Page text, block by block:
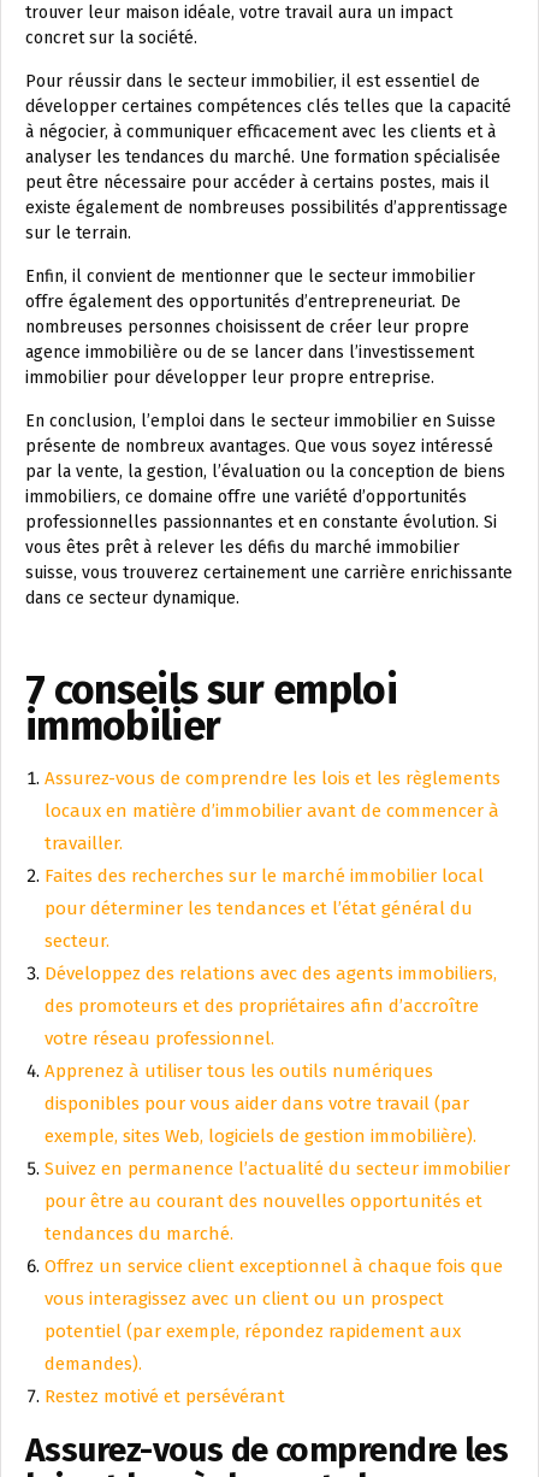
trouver leur maison idéale, votre travail aura un impact
concret sur la société.
Pour réussir dans le secteur immobilier, il est essentiel de
développer certaines compétences clés telles que la capacité
à négocier, à communiquer efficacement avec les clients et à
analyser les tendances du marché. Une formation spécialisée
peut être nécessaire pour accéder à certains postes, mais il
existe également de nombreuses possibilités d’apprentissage
sur le terrain.
Enfin, il convient de mentionner que le secteur immobilier
offre également des opportunités d’entrepreneuriat. De
nombreuses personnes choisissent de créer leur propre
agence immobilière ou de se lancer dans l’investissement
immobilier pour développer leur propre entreprise.
En conclusion, l’emploi dans le secteur immobilier en Suisse
présente de nombreux avantages. Que vous soyez intéressé
par la vente, la gestion, l’évaluation ou la conception de biens
immobiliers, ce domaine offre une variété d’opportunités
professionnelles passionnantes et en constante évolution. Si
vous êtes prêt à relever les défis du marché immobilier
suisse, vous trouverez certainement une carrière enrichissante
dans ce secteur dynamique.
7 conseils sur emploi
immobilier
Assurez-vous de comprendre les lois et les règlements
locaux en matière d’immobilier avant de commencer à
travailler.
Faites des recherches sur le marché immobilier local
pour déterminer les tendances et l’état général du
secteur.
Développez des relations avec des agents immobiliers,
des promoteurs et des propriétaires afin d’accroître
votre réseau professionnel.
Apprenez à utiliser tous les outils numériques
disponibles pour vous aider dans votre travail (par
exemple, sites Web, logiciels de gestion immobilière).
Suivez en permanence l’actualité du secteur immobilier
pour être au courant des nouvelles opportunités et
tendances du marché.
Offrez un service client exceptionnel à chaque fois que
vous interagissez avec un client ou un prospect
potentiel (par exemple, répondez rapidement aux
demandes).
Restez motivé et persévérant
Assurez-vous de comprendre les